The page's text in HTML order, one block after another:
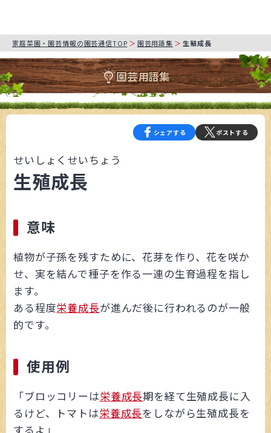
家庭菜園・園芸情報の園芸通信TOP 園芸用語集 生殖成長
園芸用語集
シェアする ポストする
せいしょくせいちょう
生殖成長
意味
植物が子孫を残すために、花芽を作り、花を咲か
せ、実を結んで種子を作る一連の生育過程を指し
ます。
ある程度栄養成長が進んだ後に行われるのが一般
的です。
使用例
「ブロッコリーは栄養成長期を経て生殖成長に入
るけど、トマトは栄養成長をしながら生殖成長を
するよ」